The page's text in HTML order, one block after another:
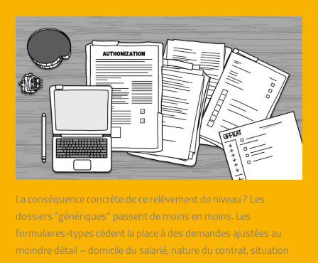
La conséquence concrète de ce relèvement de niveau ? Les
dossiers “génériques” passent de moins en moins. Les
formulaires-types cèdent la place à des demandes ajustées au
moindre détail – domicile du salarié, nature du contrat, situation